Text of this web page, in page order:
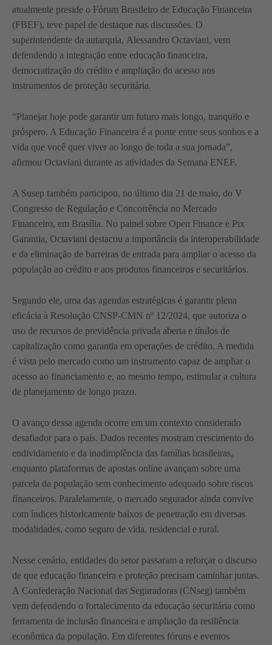
atualmente preside o Fórum Brasileiro de Educação Financeira
(FBEF), teve papel de destaque nas discussões. O
superintendente da autarquia, Alessandro Octaviani, vem
defendendo a integração entre educação financeira,
democratização do crédito e ampliação do acesso aos
instrumentos de proteção securitária.
“Planejar hoje pode garantir um futuro mais longo, tranquilo e
próspero. A Educação Financeira é a ponte entre seus sonhos e a
vida que você quer viver ao longo de toda a sua jornada”,
afirmou Octaviani durante as atividades da Semana ENEF.
A Susep também participou, no último dia 21 de maio, do V
Congresso de Regulação e Concorrência no Mercado
Financeiro, em Brasília. No painel sobre Open Finance e Pix
Garantia, Octaviani destacou a importância da interoperabilidade
e da eliminação de barreiras de entrada para ampliar o acesso da
população ao crédito e aos produtos financeiros e securitários.
Segundo ele, uma das agendas estratégicas é garantir plena
eficácia à Resolução CNSP-CMN nº 12/2024, que autoriza o
uso de recursos de previdência privada aberta e títulos de
capitalização como garantia em operações de crédito. A medida
é vista pelo mercado como um instrumento capaz de ampliar o
acesso ao financiamento e, ao mesmo tempo, estimular a cultura
de planejamento de longo prazo.
O avanço dessa agenda ocorre em um contexto considerado
desafiador para o país. Dados recentes mostram crescimento do
endividamento e da inadimplência das famílias brasileiras,
enquanto plataformas de apostas online avançam sobre uma
parcela da população sem conhecimento adequado sobre riscos
financeiros. Paralelamente, o mercado segurador ainda convive
com índices historicamente baixos de penetração em diversas
modalidades, como seguro de vida, residencial e rural.
Nesse cenário, entidades do setor passaram a reforçar o discurso
de que educação financeira e proteção precisam caminhar juntas.
A Confederação Nacional das Seguradoras (CNseg) também
vem defendendo o fortalecimento da educação securitária como
ferramenta de inclusão financeira e ampliação da resiliência
econômica da população. Em diferentes fóruns e eventos